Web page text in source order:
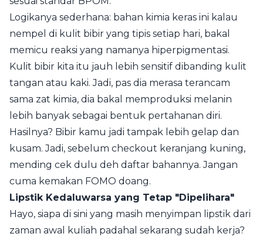
Logikanya sederhana: bahan kimia keras ini kalau
nempel di kulit bibir yang tipis setiap hari, bakal
memicu reaksi yang namanya hiperpigmentasi.
Kulit bibir kita itu jauh lebih sensitif dibanding kulit
tangan atau kaki. Jadi, pas dia merasa terancam
sama zat kimia, dia bakal memproduksi melanin
lebih banyak sebagai bentuk pertahanan diri.
Hasilnya? Bibir kamu jadi tampak lebih gelap dan
kusam. Jadi, sebelum checkout keranjang kuning,
mending cek dulu deh daftar bahannya. Jangan
cuma kemakan FOMO doang.
Lipstik Kedaluwarsa yang Tetap "Dipelihara"
Hayo, siapa di sini yang masih menyimpan lipstik dari
zaman awal kuliah padahal sekarang sudah kerja?